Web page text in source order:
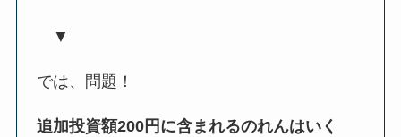
▼
では、問題！
追加投資額200円に含まれるのれんはいく